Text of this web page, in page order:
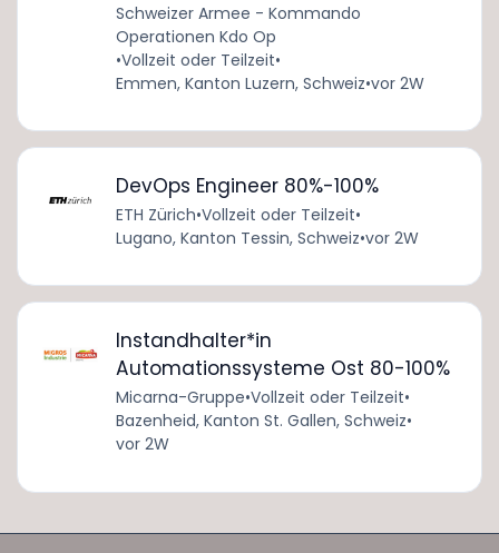
Schweizer Armee - Kommando
Operationen Kdo Op
•Vollzeit oder Teilzeit•
Emmen, Kanton Luzern, Schweiz•vor 2W
DevOps Engineer 80%-100%
ETH Zürich•Vollzeit oder Teilzeit•
Lugano, Kanton Tessin, Schweiz•vor 2W
Instandhalter*in
Automationssysteme Ost 80-100%
Micarna-Gruppe•Vollzeit oder Teilzeit•
Bazenheid, Kanton St. Gallen, Schweiz•
vor 2W